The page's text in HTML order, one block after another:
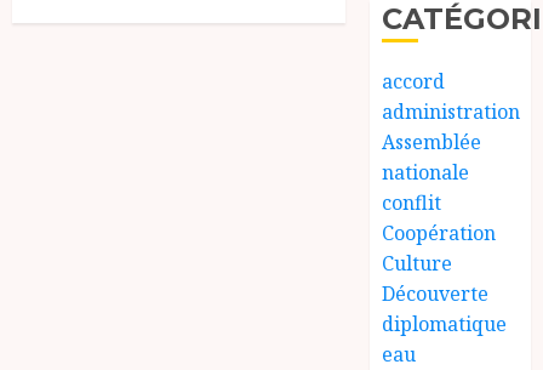
accord
administration
Assemblée
nationale
conflit
Coopération
Culture
Découverte
diplomatique
eau